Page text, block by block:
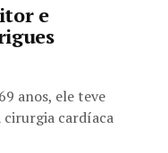
e
anos, ele teve
cirurgia cardíaca